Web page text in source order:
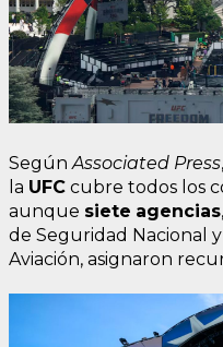
SegúnAssociated Press
la UFC cubre todos los
aunque siete agencias
de Seguridad Nacional
Aviación, asignaron